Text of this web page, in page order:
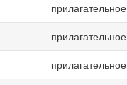
прилагательное
прилагательное
прилагательное